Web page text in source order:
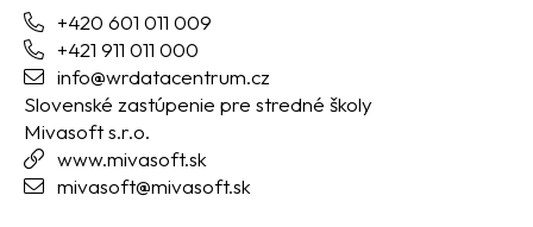
+420 601 011 009
+421 911 011 000
info@wrdatacentrum.cz
Slovenské zastúpenie pre stredné školy
Mivasoft s.r.o.
www.mivasoft.sk
mivasoft@mivasoft.sk